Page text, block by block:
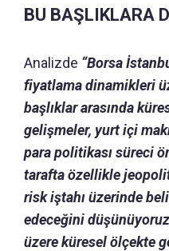
BU BAŞLIKLARA
Analizde “Borsa
fiyatlama dinamikleri
başlıklar arasında
gelişmeler, yurt içi
para politikası süreci
tarafta özellikle
risk iştahı üzerinde
edeceğini
üzere küresel ölçekte